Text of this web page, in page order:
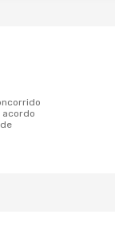
acordo